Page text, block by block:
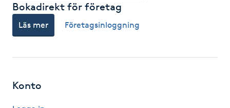
Hyaluronsyra
Hyperhidros
Bokadirekt för företag
Läs mer Företagsinloggning
Konto